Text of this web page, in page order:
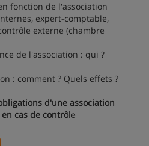
fonction de l'association
expert-comptable,
externe (chambre
de l'association : qui ?
: comment ? Quels effets ?
d'une association
cas de contrôle